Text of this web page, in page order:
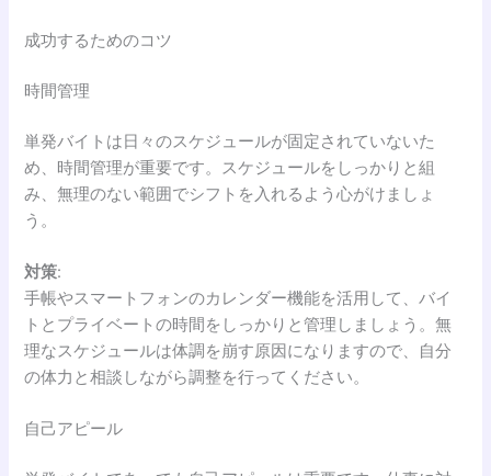
成功するためのコツ
時間管理
単発バイトは日々のスケジュールが固定されていないた
め、時間管理が重要です。スケジュールをしっかりと組
み、無理のない範囲でシフトを入れるよう心がけましょ
う。
対策:
手帳やスマートフォンのカレンダー機能を活用して、バイ
トとプライベートの時間をしっかりと管理しましょう。無
理なスケジュールは体調を崩す原因になりますので、自分
の体力と相談しながら調整を行ってください。
自己アピール